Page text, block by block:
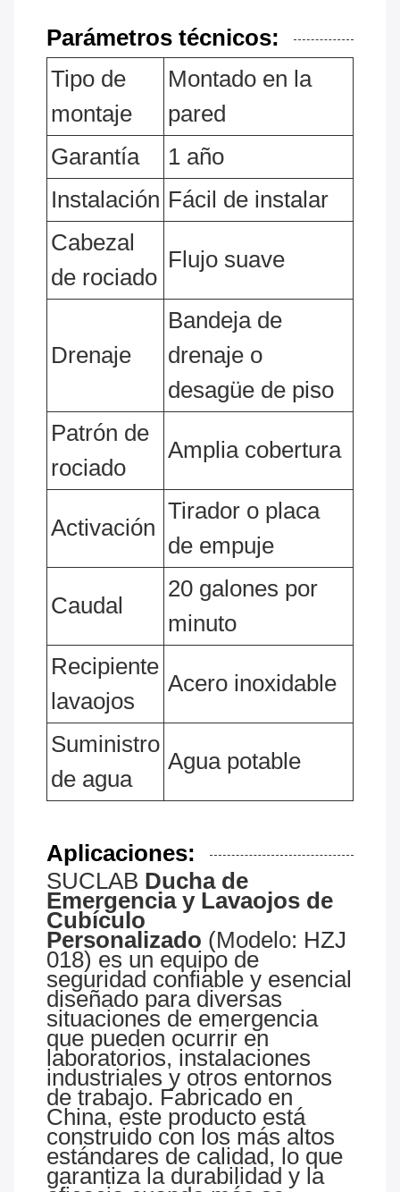
Parámetros técnicos:
Tipo de
montaje
Montado en la
pared
Garantía
1 año
Instalación Fácil de instalar
Cabezal
de rociado
Flujo suave
Drenaje
Bandeja de
drenaje o
desagüe de piso
Patrón de
rociado
Amplia cobertura
Activación
Tirador o placa
de empuje
Caudal
20 galones por
minuto
Recipiente
lavaojos
Acero inoxidable
Suministro
de agua
Agua potable
Aplicaciones:
SUCLAB Ducha de
Emergencia y Lavaojos de
Cubículo
Personalizado (Modelo: HZJ
018) es un equipo de
seguridad confiable y esencial
diseñado para diversas
situaciones de emergencia
que pueden ocurrir en
laboratorios, instalaciones
industriales y otros entornos
de trabajo. Fabricado en
China, este producto está
construido con los más altos
estándares de calidad, lo que
garantiza la durabilidad y la